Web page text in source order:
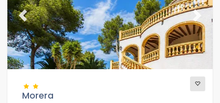
Previous Next
Morera